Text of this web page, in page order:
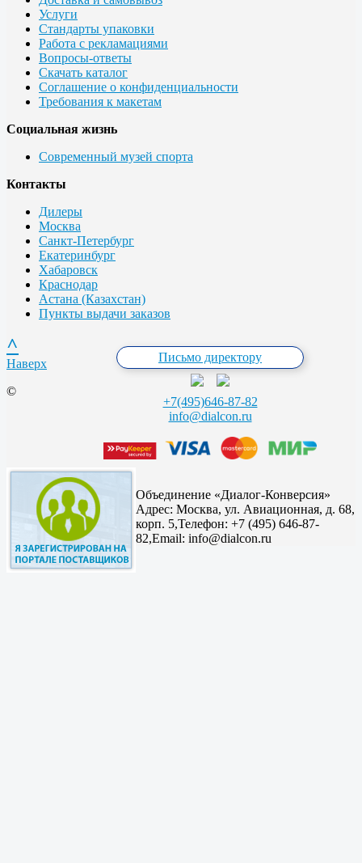
Услуги
Стандарты упаковки
Работа с рекламациями
Вопросы-ответы
Скачать каталог
Соглашение о конфиденциальности
Требования к макетам
Социальная жизнь
Современный музей спорта
Контакты
Дилеры
Москва
Санкт-Петербург
Екатеринбург
Хабаровск
Краснодар
Астана (Казахстан)
Пункты выдачи заказов
Письмо директору
+7(495)646-87-82
info@dialcon.ru
^
Наверх
©
Объединение «Диалог-Конверсия»
Адрес: Москва, ул. Авиационная, д. 68,
корп. 5,Телефон: +7 (495) 646-87-
82,Email: info@dialcon.ru